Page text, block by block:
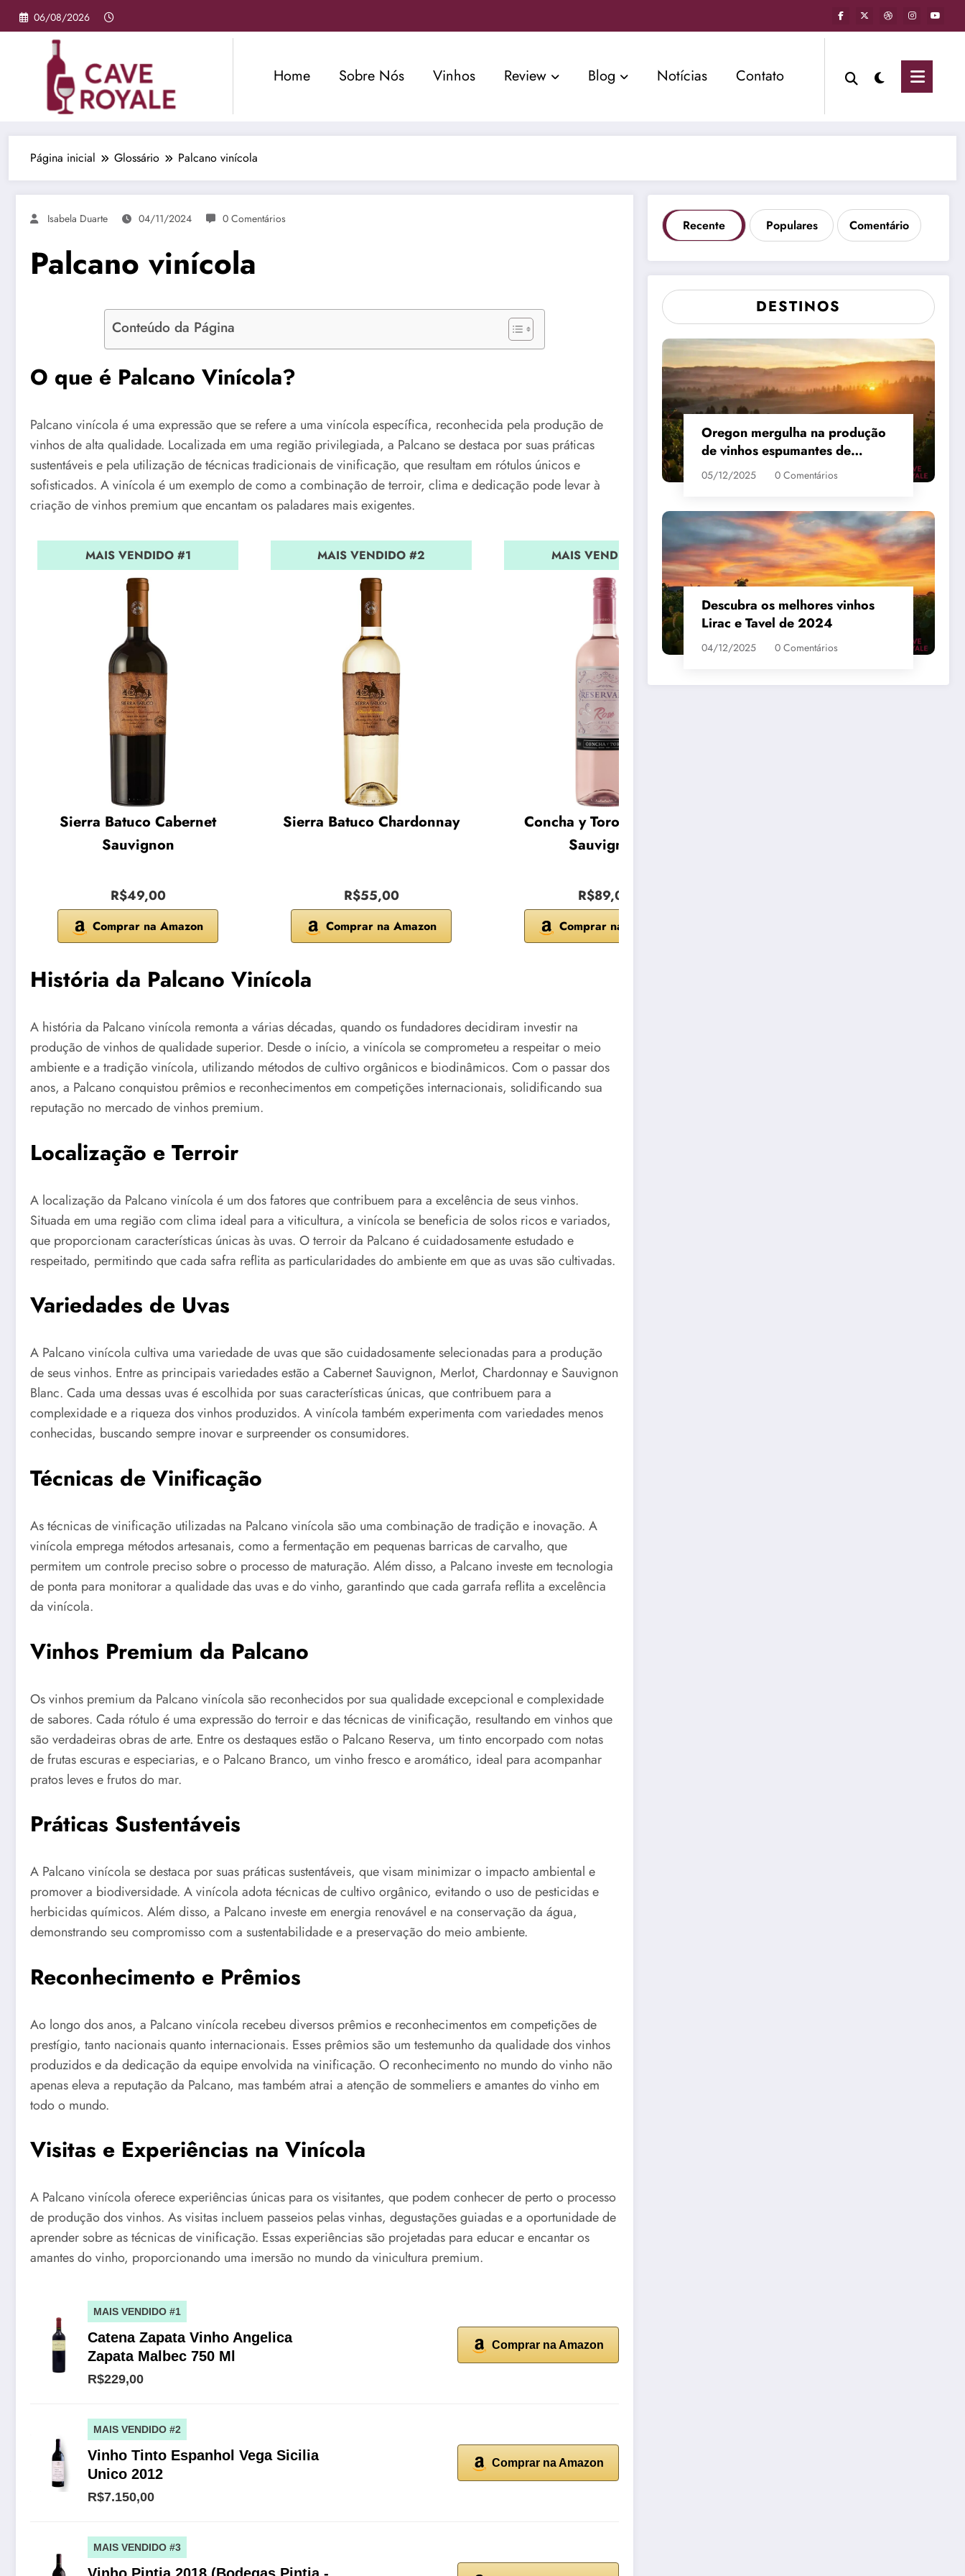
Pular
para
06/08/2026
Home Sobre Nós Vinhos Review Blog Notícias Contato
Página inicial Glossário Palcano vinícola
Isabela Duarte 04/11/2024 0 Comentários
Palcano vinícola
Conteúdo da Página
O que é Palcano Vinícola?
Palcano vinícola é uma expressão que se refere a uma vinícola específica, reconhecida pela produção de
vinhos de alta qualidade. Localizada em uma região privilegiada, a Palcano se destaca por suas práticas
sustentáveis e pela utilização de técnicas tradicionais de vinificação, que resultam em rótulos únicos e
sofisticados. A vinícola é um exemplo de como a combinação de terroir, clima e dedicação pode levar à
criação de vinhos premium que encantam os paladares mais exigentes.
MAIS VENDIDO #1
Sierra Batuco Cabernet
Sauvignon
R$49,00
Comprar na Amazon
MAIS VENDIDO #2
Sierra Batuco Chardonnay
R$55,00
Comprar na Amazon
MAIS VENDIDO #3
Concha y Toro Cabernet
Sauvignon
R$89,00
Comprar na Amazon
MAIS VENDIDO #4
História da Palcano Vinícola
A história da Palcano vinícola remonta a várias décadas, quando os fundadores decidiram investir na
produção de vinhos de qualidade superior. Desde o início, a vinícola se comprometeu a respeitar o meio
ambiente e a tradição vinícola, utilizando métodos de cultivo orgânicos e biodinâmicos. Com o passar dos
anos, a Palcano conquistou prêmios e reconhecimentos em competições internacionais, solidificando sua
reputação no mercado de vinhos premium.
Localização e Terroir
A localização da Palcano vinícola é um dos fatores que contribuem para a excelência de seus vinhos.
Situada em uma região com clima ideal para a viticultura, a vinícola se beneficia de solos ricos e variados,
que proporcionam características únicas às uvas. O terroir da Palcano é cuidadosamente estudado e
respeitado, permitindo que cada safra reflita as particularidades do ambiente em que as uvas são cultivadas.
Variedades de Uvas
A Palcano vinícola cultiva uma variedade de uvas que são cuidadosamente selecionadas para a produção
de seus vinhos. Entre as principais variedades estão a Cabernet Sauvignon, Merlot, Chardonnay e Sauvignon
Blanc. Cada uma dessas uvas é escolhida por suas características únicas, que contribuem para a
complexidade e a riqueza dos vinhos produzidos. A vinícola também experimenta com variedades menos
conhecidas, buscando sempre inovar e surpreender os consumidores.
Técnicas de Vinificação
As técnicas de vinificação utilizadas na Palcano vinícola são uma combinação de tradição e inovação. A
vinícola emprega métodos artesanais, como a fermentação em pequenas barricas de carvalho, que
permitem um controle preciso sobre o processo de maturação. Além disso, a Palcano investe em tecnologia
de ponta para monitorar a qualidade das uvas e do vinho, garantindo que cada garrafa reflita a excelência
da vinícola.
Vinhos Premium da Palcano
Os vinhos premium da Palcano vinícola são reconhecidos por sua qualidade excepcional e complexidade
de sabores. Cada rótulo é uma expressão do terroir e das técnicas de vinificação, resultando em vinhos que
são verdadeiras obras de arte. Entre os destaques estão o Palcano Reserva, um tinto encorpado com notas
de frutas escuras e especiarias, e o Palcano Branco, um vinho fresco e aromático, ideal para acompanhar
pratos leves e frutos do mar.
Práticas Sustentáveis
A Palcano vinícola se destaca por suas práticas sustentáveis, que visam minimizar o impacto ambiental e
promover a biodiversidade. A vinícola adota técnicas de cultivo orgânico, evitando o uso de pesticidas e
herbicidas químicos. Além disso, a Palcano investe em energia renovável e na conservação da água,
demonstrando seu compromisso com a sustentabilidade e a preservação do meio ambiente.
Reconhecimento e Prêmios
Ao longo dos anos, a Palcano vinícola recebeu diversos prêmios e reconhecimentos em competições de
prestígio, tanto nacionais quanto internacionais. Esses prêmios são um testemunho da qualidade dos vinhos
produzidos e da dedicação da equipe envolvida na vinificação. O reconhecimento no mundo do vinho não
apenas eleva a reputação da Palcano, mas também atrai a atenção de sommeliers e amantes do vinho em
todo o mundo.
Visitas e Experiências na Vinícola
A Palcano vinícola oferece experiências únicas para os visitantes, que podem conhecer de perto o processo
de produção dos vinhos. As visitas incluem passeios pelas vinhas, degustações guiadas e a oportunidade de
aprender sobre as técnicas de vinificação. Essas experiências são projetadas para educar e encantar os
amantes do vinho, proporcionando uma imersão no mundo da vinicultura premium.
MAIS VENDIDO #1
Catena Zapata Vinho Angelica
Zapata Malbec 750 Ml
R$229,00
Comprar na Amazon
MAIS VENDIDO #2
Vinho Tinto Espanhol Vega Sicilia
Unico 2012
R$7.150,00
Comprar na Amazon
MAIS VENDIDO #3
Recente Populares Comentário
DESTINOS
Oregon mergulha na produção
de vinhos espumantes de
qualidade
05/12/2025 0 Comentários
Descubra os melhores vinhos
Lirac e Tavel de 2024
04/12/2025 0 Comentários